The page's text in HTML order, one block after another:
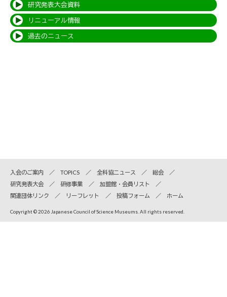
研究発表大会資料
リニューアル情報
過去のニュース
入会のご案内 TOPICS 全科協ニュース
総会
研究発表大会
研修事業
加盟館・会員リスト
関連団体リンク
リーフレット 投稿フォーム ホーム
Copyright © 2026 Japanese Council of Science Museums. All rights reserved.